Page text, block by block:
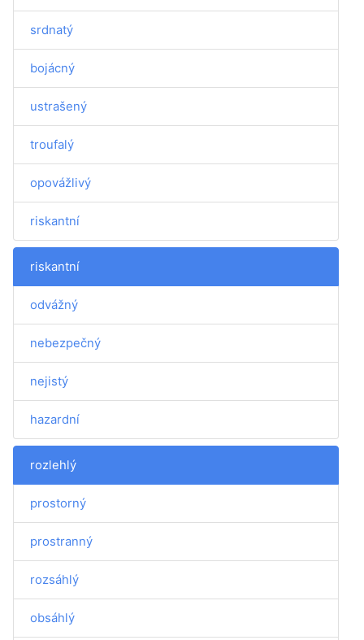
srdnatý
bojácný
ustrašený
troufalý
opovážlivý
riskantní
riskantní
odvážný
nebezpečný
nejistý
hazardní
rozlehlý
prostorný
prostranný
rozsáhlý
obsáhlý